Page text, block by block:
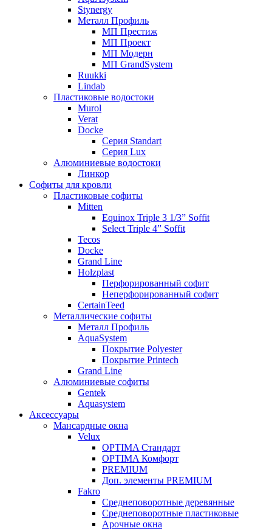
Stynergy
Металл Профиль
МП Престиж
МП Проект
МП Модерн
МП GrandSystem
Ruukki
Lindab
Пластиковые водостоки
Murol
Verat
Docke
Серия Standart
Серия Lux
Алюминиевые водостоки
Линкор
Софиты для кровли
Пластиковые софиты
Mitten
Equinox Triple 3 1/3” Soffit
Select Triple 4” Soffit
Tecos
Docke
Grand Line
Holzplast
Перфорированный софит
Неперфорированный софит
CertainTeed
Металлические софиты
Металл Профиль
AquaSystem
Покрытие Polyester
Покрытие Printech
Grand Line
Алюминиевые софиты
Gentek
Aquasystem
Аксессуары
Мансардные окна
Velux
OPTIMA Стандарт
OPTIMA Комфорт
PREMIUM
Доп. элементы PREMIUM
Fakro
Cреднеповоротные деревянные
Cреднеповоротные пластиковые
Арочные окна